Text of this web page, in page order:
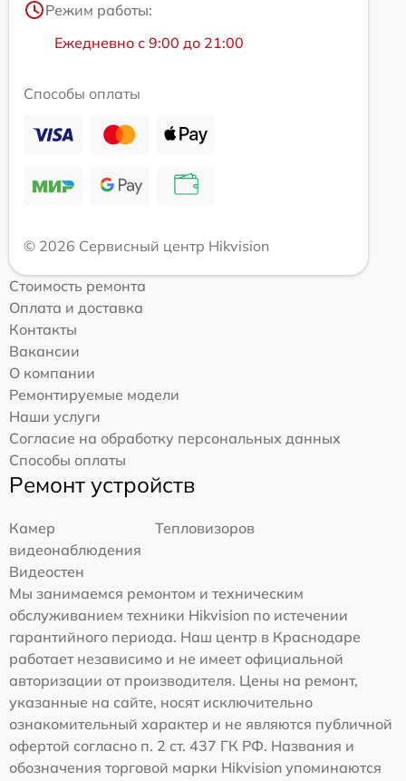
Режим работы:
Ежедневно с 9:00 до 21:00
Способы оплаты
© 2026 Сервисный центр Hikvision
Стоимость ремонта
Оплата и доставка
Контакты
Вакансии
О компании
Ремонтируемые модели
Наши услуги
Согласие на обработку персональных данных
Способы оплаты
Ремонт устройств
Камер
видеонаблюдения
Тепловизоров
Видеостен
Мы занимаемся ремонтом и техническим
обслуживанием техники Hikvision по истечении
гарантийного периода. Наш центр в Краснодаре
работает независимо и не имеет официальной
авторизации от производителя. Цены на ремонт,
указанные на сайте, носят исключительно
ознакомительный характер и не являются публичной
офертой согласно п. 2 ст. 437 ГК РФ. Названия и
обозначения торговой марки Hikvision упоминаются